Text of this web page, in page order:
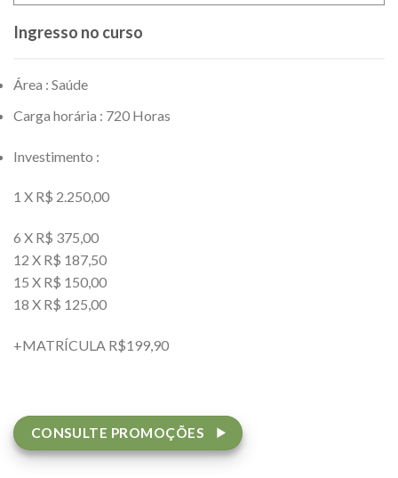
Ingresso no curso
Área : Saúde
Carga horária : 720 Horas
Investimento :
1 X R$ 2.250,00
6 X R$ 375,00
12 X R$ 187,50
15 X R$ 150,00
18 X R$ 125,00
+MATRÍCULA R$199,90
CONSULTE PROMOÇÕES